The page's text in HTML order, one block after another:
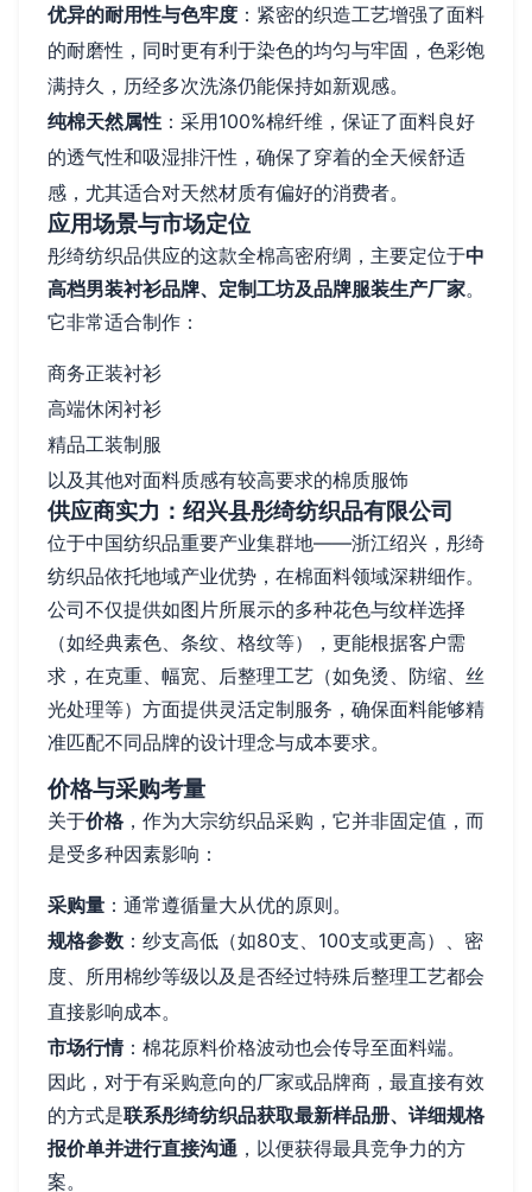
优异的耐用性与色牢度 ：紧密的织造工艺增强了面料
的耐磨性，同时更有利于染色的均匀与牢固，色彩饱
满持久，历经多次洗涤仍能保持如新观感。
纯棉天然属性 ：采用100%棉纤维，保证了面料良好
的透气性和吸湿排汗性，确保了穿着的全天候舒适
感，尤其适合对天然材质有偏好的消费者。
应用场景与市场定位
彤绮纺织品供应的这款全棉高密府绸，主要定位于中
高档男装衬衫品牌、定制工坊及品牌服装生产厂家。
它非常适合制作：
商务正装衬衫
高端休闲衬衫
精品工装制服
以及其他对面料质感有较高要求的棉质服饰
供应商实力：绍兴县彤绮纺织品有限公司
位于中国纺织品重要产业集群地——浙江绍兴，彤绮
纺织品依托地域产业优势，在棉面料领域深耕细作。
公司不仅提供如图片所展示的多种花色与纹样选择
（如经典素色、条纹、格纹等），更能根据客户需
求，在克重、幅宽、后整理工艺（如免烫、防缩、丝
光处理等）方面提供灵活定制服务，确保面料能够精
准匹配不同品牌的设计理念与成本要求。
价格与采购考量
关于价格 ，作为大宗纺织品采购，它并非固定值，而
是受多种因素影响：
采购量 ：通常遵循量大从优的原则。
规格参数 ：纱支高低（如80支、100支或更高）、密
度、所用棉纱等级以及是否经过特殊后整理工艺都会
直接影响成本。
市场行情：棉花原料价格波动也会传导至面料端。
因此，对于有采购意向的厂家或品牌商，最直接有效
的方式是联系彤绮纺织品获取最新样品册、详细规格
报价单并进行直接沟通 ，以便获得最具竞争力的方
案。